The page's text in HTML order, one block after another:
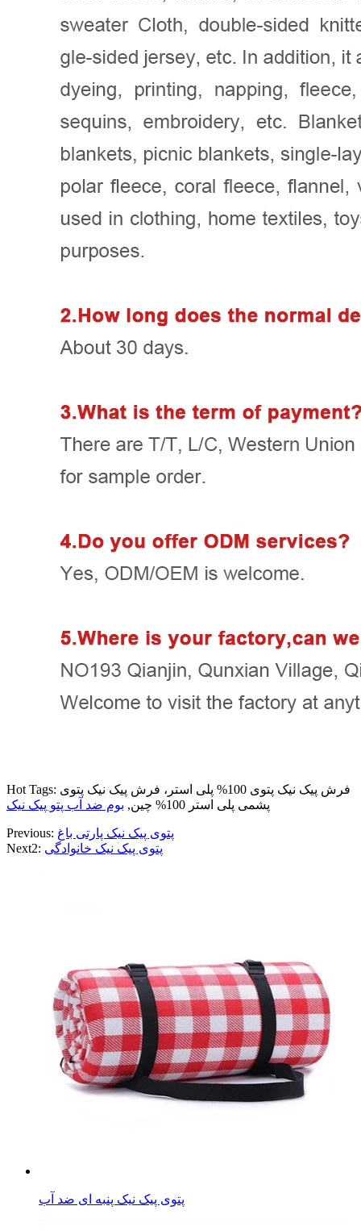
Hot Tags: فرش پیک نیک پتوی 100% پلی استر، فرش پیک نیک پتوی
پشمی پلی استر 100% چین,
بوم ضد آب پتو پیک نیک
Previous: پتوی پیک نیک پارتی باغ
Next2: پتوی پیک نیک خانوادگی
پتوی پیک نیک پنبه ای ضد آب